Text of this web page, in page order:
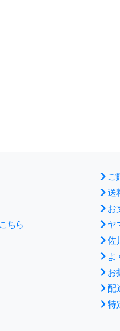
ちら
ご
送
お
ヤ
佐
よ
お
配
特